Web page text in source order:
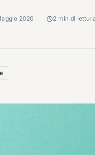
2020 2 min di lettura